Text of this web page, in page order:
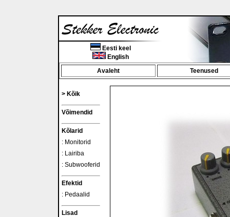
Eesti keel
English
Avaleht
Teenused
> Kõik
Võimendid
Kõlarid
: Monitorid
: Lairiba
: Subwooferid
Efektid
: Pedaalid
Lisad